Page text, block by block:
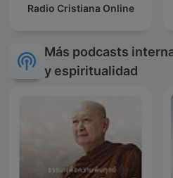
Radio Cristiana Online
Más podcasts
y espiritualidad